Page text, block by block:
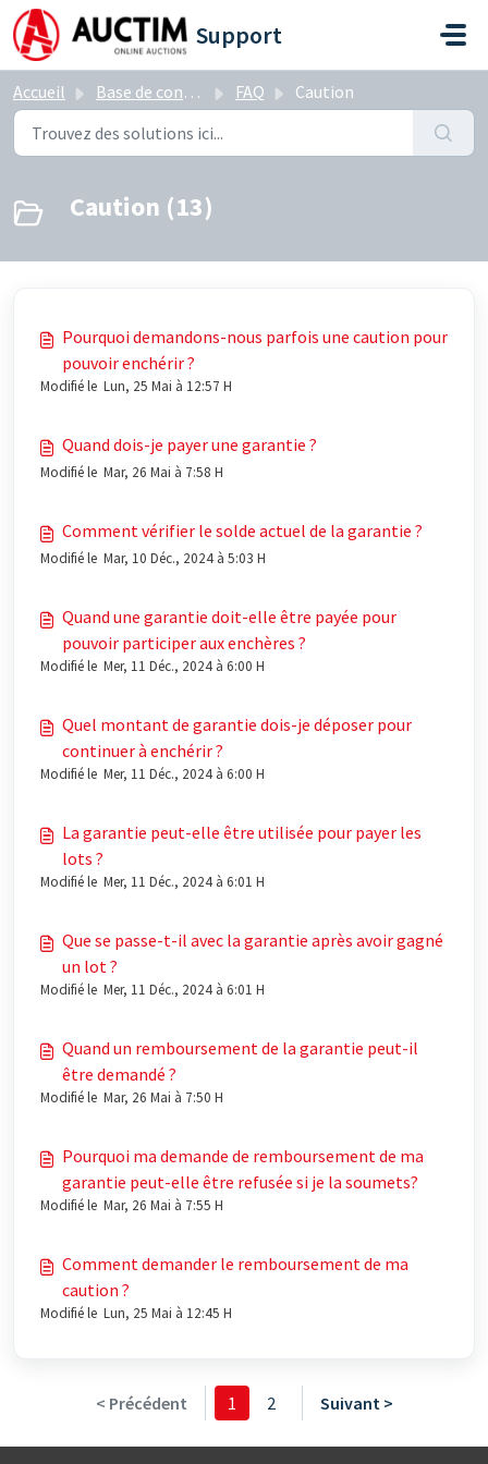
Passer au contenu principal
Support
Accueil Base de connaissances FAQ Caution
Caution (13)
Pourquoi demandons-nous parfois une caution pour
pouvoir enchérir ?
Modifié le Lun, 25 Mai à 12:57 H
Quand dois-je payer une garantie ?
Modifié le Mar, 26 Mai à 7:58 H
Comment vérifier le solde actuel de la garantie ?
Modifié le Mar, 10 Déc., 2024 à 5:03 H
Quand une garantie doit-elle être payée pour
pouvoir participer aux enchères ?
Modifié le Mer, 11 Déc., 2024 à 6:00 H
Quel montant de garantie dois-je déposer pour
continuer à enchérir ?
Modifié le Mer, 11 Déc., 2024 à 6:00 H
La garantie peut-elle être utilisée pour payer les
lots ?
Modifié le Mer, 11 Déc., 2024 à 6:01 H
Que se passe-t-il avec la garantie après avoir gagné
un lot ?
Modifié le Mer, 11 Déc., 2024 à 6:01 H
Quand un remboursement de la garantie peut-il
être demandé ?
Modifié le Mar, 26 Mai à 7:50 H
Pourquoi ma demande de remboursement de ma
garantie peut-elle être refusée si je la soumets?
Modifié le Mar, 26 Mai à 7:55 H
Comment demander le remboursement de ma
caution ?
Modifié le Lun, 25 Mai à 12:45 H
< Précédent 1 2 Suivant >